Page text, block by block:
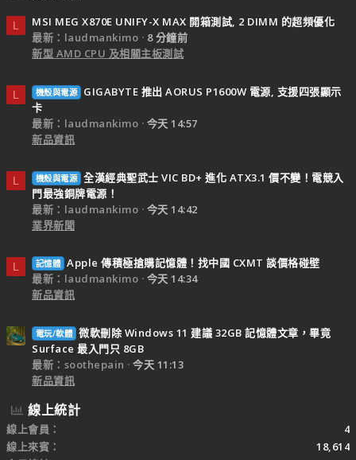
L
MSI MEG X870E UNIFY-X MAX 開箱測試, 2 DIMM 的超頻優化
最新：laudmankimo
8 分鐘前
新型 AMD CPU 及相關主板測試
L 機殼與電源
GIGABYTE 推出 AORUS P1600W 電源, 支援四張顯示
卡
最新：laudmankimo
今天 14:57
新品資訊
L 機殼與電源 全漢經典聖武士 VIC BD+ 進化 ATX3.1 價不變！電競入
門最強銅牌電源！
最新：laudmankimo
今天 14:42
業界新聞
L 記憶體 Apple 傳積極搶購記憶體！找中國 CXMT 談價格碰壁
最新：laudmankimo
今天 14:34
新品資訊
電玩/軟體 微軟刪除 Windows 11 建議 32GB 記憶體文章，畢竟
Surface 最入門只 8GB
最新：soothepain
今天 11:13
新品資訊
線上統計
線上會員
4
線上來賓
18,614